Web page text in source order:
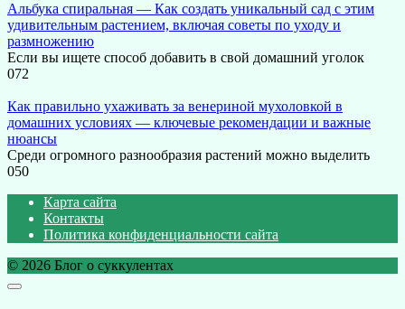
Альбука спиральная — Как создать уникальный сад с этим
удивительным растением, включая советы по уходу и
размножению
Если вы ищете способ добавить в свой домашний уголок
072
Как правильно ухаживать за венериной мухоловкой в
домашних условиях — ключевые рекомендации и важные
нюансы
Среди огромного разнообразия растений можно выделить
050
Карта сайта
Контакты
Политика конфиденциальности сайта
© 2026 Блог о суккулентах